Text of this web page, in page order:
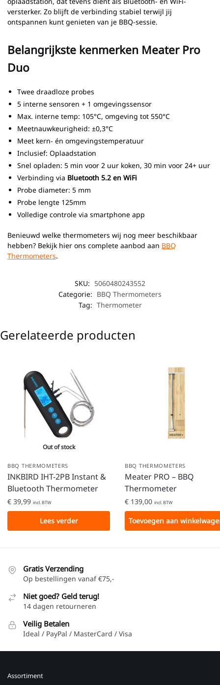
versterker. Zo blijft de verbinding stabiel terwijl jij
ontspannen kunt genieten van je BBQ-sessie.
Belangrijkste kenmerken Meater Pro
Duo
Twee draadloze probes
5 interne sensoren + 1 omgevingssensor
Max. interne temp: 105°C, omgeving tot 550°C
Meetnauwkeurigheid: ±0,3°C
Meet kern- én omgevingstemperatuur
Inclusief: Oplaadstation
Snel opladen: 5 min voor 2 uur koken, 30 min voor 24+ uur
Verbinding via Bluetooth 5.2 en WiFi
Probe diameter: 5 mm
Probe lengte 125mm
Volledige controle via smartphone app
Benieuwd welke thermometers wij nog meer beschikbaar
hebben? Bekijk hier ons complete aanbod aan BBQ
Thermometers.
SKU: 5060480243552
Categorie: BBQ Thermometers
Tag: Thermometer
Gerelateerde producten
Out of stock
BBQ THERMOMETERS
INKBIRD IHT-2PB Instant &
Bluetooth Thermometer
€ 39,99 incl. BTW
Lees verder
BBQ THERMOMETERS
Meater PRO – BBQ
Thermometer
€ 139,00 incl. BTW
Toevoegen aan
Gratis Verzending
Op bestellingen vanaf €75,-
Niet goed? Geld terug!
14 dagen retourneren
Veilig Betalen
Ideal / PayPal / MasterCard / Visa
Assortiment